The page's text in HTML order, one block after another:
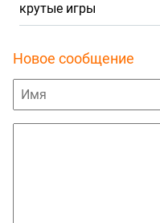
крутые игры
Новое сообщение